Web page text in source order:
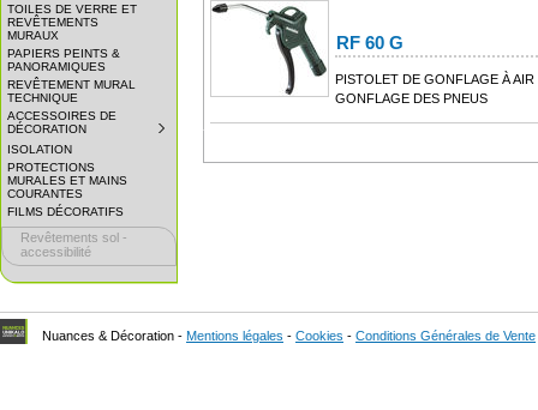
TOILES DE VERRE ET
REVÊTEMENTS
MURAUX
PAPIERS PEINTS &
PANORAMIQUES
REVÊTEMENT MURAL
TECHNIQUE
ACCESSOIRES DE
DÉCORATION
SUBMENU
ISOLATION
PROTECTIONS
MURALES ET MAINS
COURANTES
FILMS DÉCORATIFS
Revêtements sol -
accessibilité
RF 60 G
PISTOLET DE GONFLAGE À
GONFLAGE DES PNEUS
Nuances & Décoration - Mentions légales - Cookies - Conditions Générales de Vente